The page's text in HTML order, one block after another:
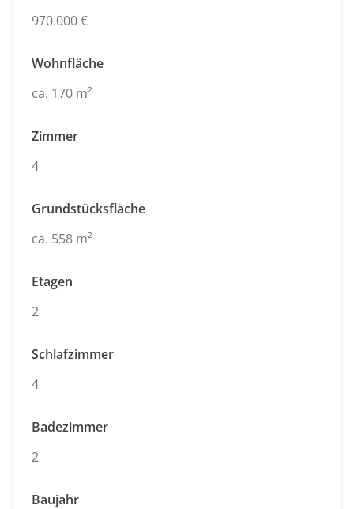
970.000 €
Wohnfläche
ca. 170 m²
Zimmer
4
Grundstücksfläche
ca. 558 m²
Etagen
2
Schlafzimmer
4
Badezimmer
2
Baujahr